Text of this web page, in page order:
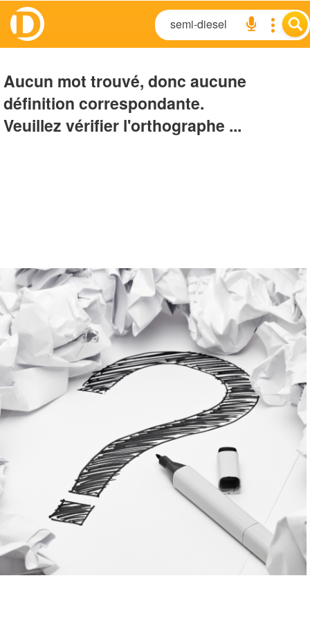
Aucun mot trouvé, donc aucune
définition correspondante.
Veuillez vérifier l'orthographe ...